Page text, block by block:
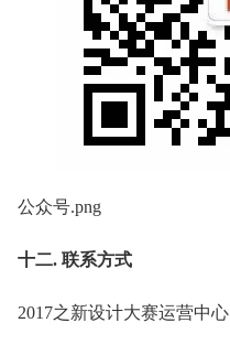
公众号.png
十二. 联系方式
2017之新设计大赛运营中心